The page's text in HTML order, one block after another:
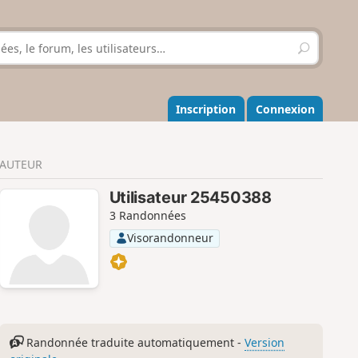
R
e
h
e
r
r
Inscription Connexion
AUTEUR
Utilisateur 25450388
3 Randonnées
Visorandonneur
Randonnée traduite automatiquement -Version